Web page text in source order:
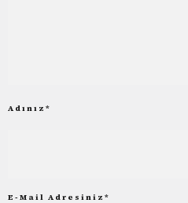
Adınız *
E-Mail Adresiniz *